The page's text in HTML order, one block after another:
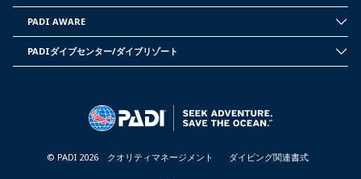
PADI
CORPORATE
INFORMATION
PADI AWARE
PADIダイブセンター/ダイブリゾート
© PADI 2026 クオリティマネージメント ダイビング関連書式